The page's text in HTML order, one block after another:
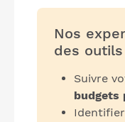
Nos
des
Suivre
budgets